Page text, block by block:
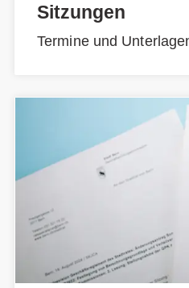
Sitzungen
Termine und